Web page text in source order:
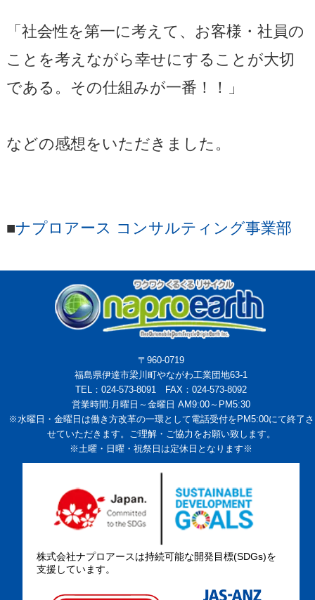
「社会性を第一に考えて、お客様・社員の
ことを考えながら幸せにすることが大切
である。その仕組みが一番！！」
などの感想をいただきました。
■ナプロアース コンサルティング事業部
〒960-0719
福島県伊達市梁川町やながわ工業団地63-1
TEL：024-573-8091 FAX：024-573-8092
営業時間:月曜日～金曜日 AM9:00～PM5:30
※水曜日・金曜日は働き方改革の一環として電話受付をPM5:00にて終了さ
せていただきます。ご理解・ご協力をお願い致します。
※土曜・日曜・祝祭日は定休日となります※
株式会社ナプロアースは持続可能な開発目標(SDGs)を
支援しています。